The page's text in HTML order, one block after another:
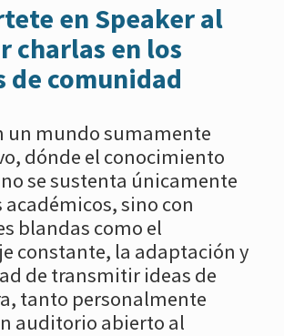
en Speaker al
charlas en los
de comunidad
un mundo sumamente
dónde el conocimiento
se sustenta únicamente
sino con
blandas como el
constante, la adaptación y
de transmitir ideas de
tanto personalmente
auditorio abierto al